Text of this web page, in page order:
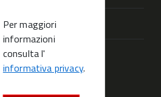
Per maggiori
informazioni
consulta l'
informativa privacy.